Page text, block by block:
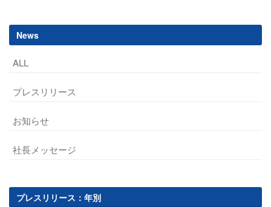
News
ALL
プレスリリース
お知らせ
社長メッセージ
プレスリリース：年別